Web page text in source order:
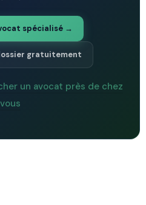
spécialisé →
gratuitement
un avocat près de chez
vous